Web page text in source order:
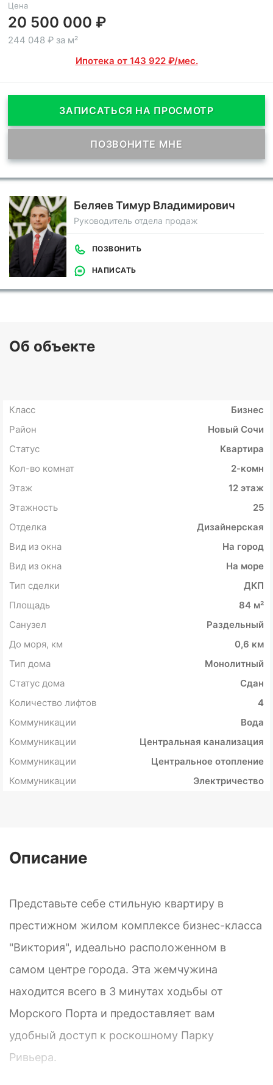
Цена
20 500 000 ₽
244 048 ₽ за м²
Ипотека от 143 922 ₽/мес.
ЗАПИСАТЬСЯ НА ПРОСМОТР
ПОЗВОНИТЕ МНЕ
Беляев Тимур Владимирович
Руководитель отдела продаж
ПОЗВОНИТЬ
НАПИСАТЬ
Об объекте
Класс
Бизнес
Район
Новый Сочи
Статус
Квартира
Кол-во комнат
2-комн
Этаж
12 этаж
Этажность
25
Отделка
Дизайнерская
Вид из окна
На город
Вид из окна
На море
Тип сделки
ДКП
Площадь
84 м²
Санузел
Раздельный
До моря, км
0,6 км
Тип дома
Монолитный
Статус дома
Сдан
Количество лифтов
4
Коммуникации
Вода
Коммуникации
Центральная канализация
Коммуникации
Центральное отопление
Коммуникации
Электричество
Описание
Представьте себе стильную квартиру в
престижном жилом комплексе бизнес-класса
"Виктория", идеально расположенном в
самом центре города. Эта жемчужина
находится всего в 3 минутах ходьбы от
Морского Порта и предоставляет вам
удобный доступ к роскошному Парку
Ривьера.